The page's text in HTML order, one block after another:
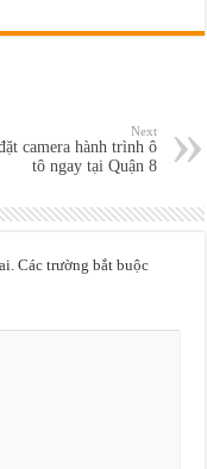
Next
camera hành trình ô
tô ngay tại Quận 8
Các trường bắt buộc